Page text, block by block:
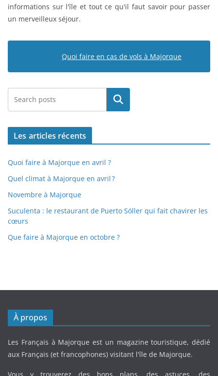
informations sur l'île et tout ce qu'il faut savoir pour passer
un merveilleux séjour.
Quoi faire en cas de vols à Majorque
Rechercher
Les articles récents
Quoi faire à Majorque en avril ?
Quel climat à Majorque en avril ?
Novembre à Majorque
Suculenta : le restaurant de Puerto Sóller qui fait chavirer les
cœurs
Que faire à Majorque en octobre ?
À propos
Les Français à Majorque est un magazine touristique, dédié
aux Français (et francophones) visitant l'île de Majorque.